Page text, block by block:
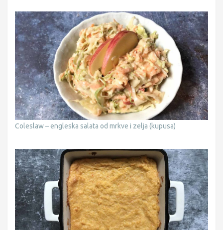
Coleslaw – engleska salata od mrkve i zelja (kupusa)